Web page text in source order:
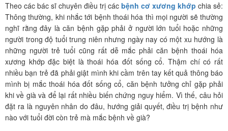
Theo các bác sĩ chuyên điều trị các bệnh cơ xương khớp chia sẻ:
Thông thường, khi nhắc tới bệnh thoái hóa thì mọi người sẽ thường
nghĩ rằng đây là căn bệnh gặp phải ở người lớn tuổi hoặc những
người trong độ tuổi trung niên nhưng ngày nay có một xu hướng là
những người trẻ tuổi cũng rất dễ mắc phải căn bệnh thoái hóa
xương khớp đặc biệt là thoái hóa đốt sống cổ. Thậm chí có rất
nhiều bạn trẻ đã phải giật mình khi cầm trên tay kết quả thông báo
mình bị mắc thoái hóa đốt sống cổ, căn bệnh tưởng chỉ gặp phải
khi về già và để lại rất nhiều biến chứng nguy hiểm. Vì thế, câu hỏi
đặt ra là nguyên nhân do đâu, hướng giải quyết, điều trị bệnh như
nào với tuổi đời còn trẻ mà mắc bệnh về già?